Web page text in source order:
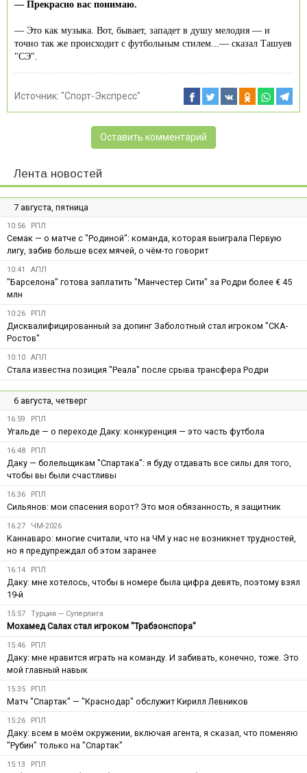
— Прекрасно вас понимаю.
— Это как музыка. Вот, бывает, западет в душу мелодия — и
точно так же происходит с футбольным стилем...— сказал Ташуев
"СЭ".
Источник: "Спорт-Экспресс"
Оставить комментарий
Лента новостей
7 августа, пятница
10:56 РПЛ
Семак — о матче с "Родиной": команда, которая выиграла Первую
лигу, забив больше всех мячей, о чём-то говорит
10:41 АПЛ
"Барселона" готова заплатить "Манчестер Сити" за Родри более € 45
млн
10:26 РПЛ
Дисквалифицированный за допинг Заболотный стал игроком "СКА-
Ростов"
10:10 АПЛ
Стала известна позиция "Реала" после срыва трансфера Родри
6 августа, четверг
16:59 РПЛ
Угальде — о переходе Даку: конкуренция — это часть футбола
16:48 РПЛ
Даку — болельщикам "Спартака": я буду отдавать все силы для того,
чтобы вы были счастливы
16:36 РПЛ
Сильянов: мои спасения ворот? Это моя обязанность, я защитник
16:27 ЧМ-2026
Каннаваро: многие считали, что на ЧМ у нас не возникнет трудностей,
но я предупреждал об этом заранее
16:14 РПЛ
Даку: мне хотелось, чтобы в номере была цифра девять, поэтому взял
19-й
15:57 Турция — Суперлига
Мохамед Салах стал игроком "Трабзонспора"
15:46 РПЛ
Даку: мне нравится играть на команду. И забивать, конечно, тоже. Это
мой главный навык
15:35 РПЛ
Матч "Спартак" — "Краснодар" обслужит Кирилл Левников
15:26 РПЛ
Даку: всем в моём окружении, включая агента, я сказал, что поменяю
"Рубин" только на "Спартак"
15:13 РПЛ